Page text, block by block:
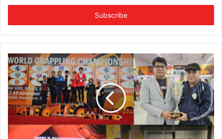
t
r
y
u
r
E
m
a
i
a